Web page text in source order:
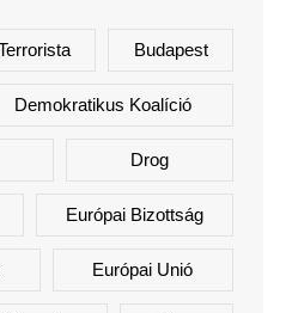
Budapest
Demokratikus Koalíció
Drog
Európai Bizottság
Európai Unió